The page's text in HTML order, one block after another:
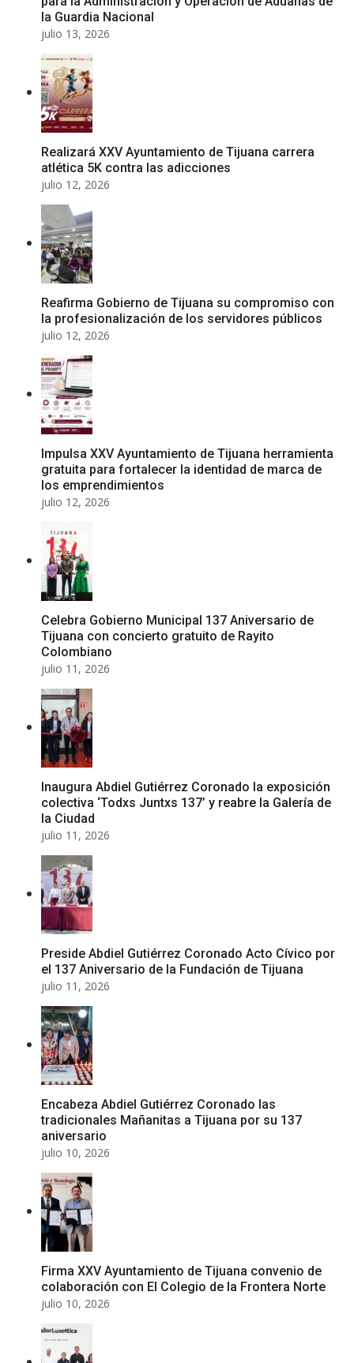
la Guardia Nacional
julio 13, 2026
Realizará XXV Ayuntamiento de Tijuana carrera
atlética 5K contra las adicciones
julio 12, 2026
Reafirma Gobierno de Tijuana su compromiso con
la profesionalización de los servidores públicos
julio 12, 2026
Impulsa XXV Ayuntamiento de Tijuana herramienta
gratuita para fortalecer la identidad de marca de
los emprendimientos
julio 12, 2026
Celebra Gobierno Municipal 137 Aniversario de
Tijuana con concierto gratuito de Rayito
Colombiano
julio 11, 2026
Inaugura Abdiel Gutiérrez Coronado la exposición
colectiva ‘Todxs Juntxs 137’ y reabre la Galería de
la Ciudad
julio 11, 2026
Preside Abdiel Gutiérrez Coronado Acto Cívico por
el 137 Aniversario de la Fundación de Tijuana
julio 11, 2026
Encabeza Abdiel Gutiérrez Coronado las
tradicionales Mañanitas a Tijuana por su 137
aniversario
julio 10, 2026
Firma XXV Ayuntamiento de Tijuana convenio de
colaboración con El Colegio de la Frontera Norte
julio 10, 2026